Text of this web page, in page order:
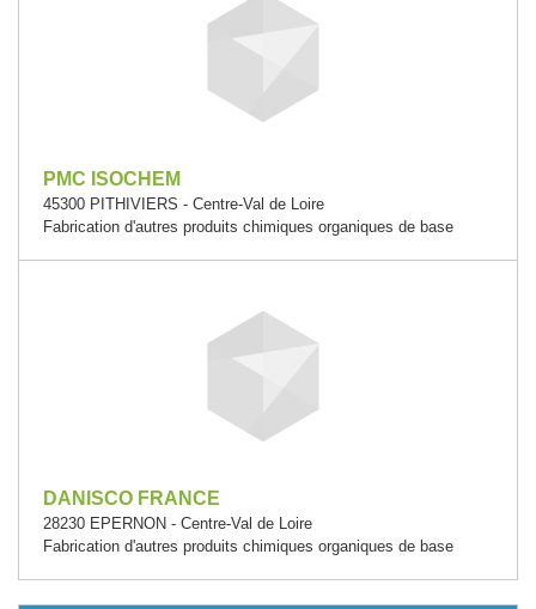
PMC ISOCHEM
45300 PITHIVIERS - Centre-Val de Loire
Fabrication d'autres produits chimiques organiques de base
DANISCO FRANCE
28230 EPERNON - Centre-Val de Loire
Fabrication d'autres produits chimiques organiques de base